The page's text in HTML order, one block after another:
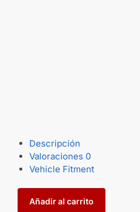
Descripción
Valoraciones 0
Vehicle Fitment
Añadir al carrito